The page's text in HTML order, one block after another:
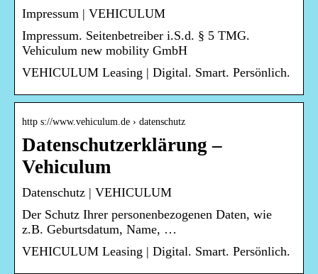
Impressum | VEHICULUM
Impressum. Seitenbetreiber i.S.d. § 5 TMG.
Vehiculum new mobility GmbH
VEHICULUM Leasing | Digital. Smart. Persönlich.
http s://www.vehiculum.de › datenschutz
Datenschutzerklärung –
Vehiculum
Datenschutz | VEHICULUM
Der Schutz Ihrer personenbezogenen Daten, wie
z.B. Geburtsdatum, Name, …
VEHICULUM Leasing | Digital. Smart. Persönlich.